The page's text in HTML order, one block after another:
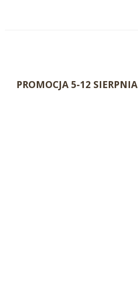
PROMOCJA 5-12 SIERPNIA